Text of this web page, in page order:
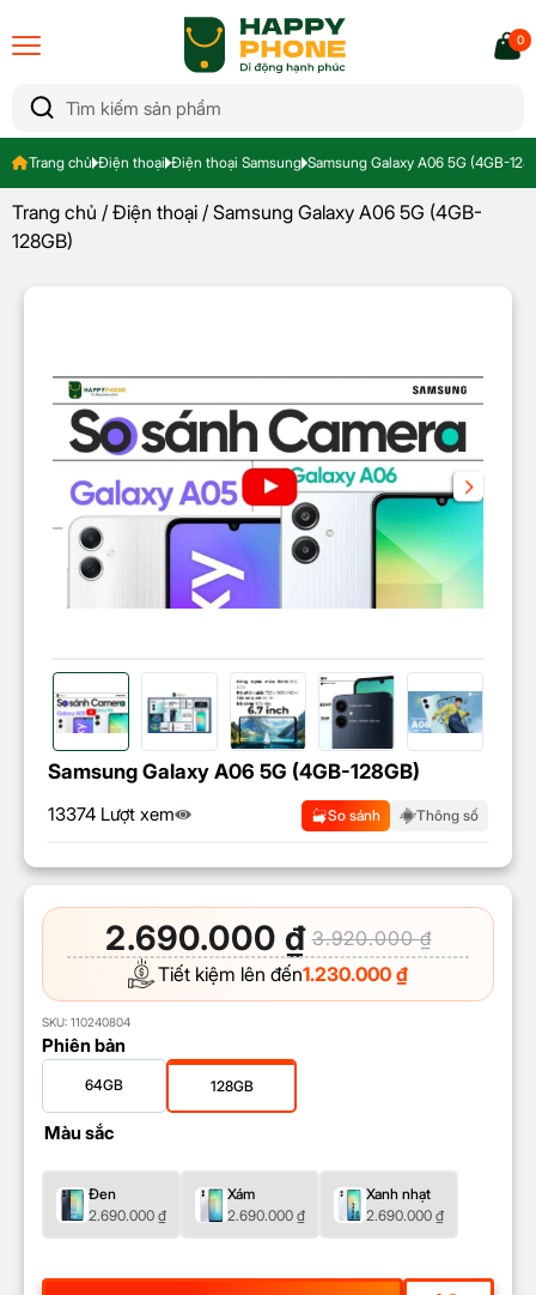
0
Trang chủ Điện thoại Điện thoại Samsung Samsung Galaxy A06 5G (4GB-
Trang chủ / Điện thoại / Samsung Galaxy A06 5G (4GB-
128GB)
3.920.000₫
2.690.000 ₫
Tiết kiệm lên đến1.230.000 ₫
SKU: 110240804
Phiên bản
64GB 128GB
Màu sắc
Đen
2.690.000 ₫
Xám
2.690.000 ₫
Xanh nhạt
2.690.000 ₫
Samsung Galaxy A06 5G (4GB-128GB)
13374 Lượt xem So sánh Thông số